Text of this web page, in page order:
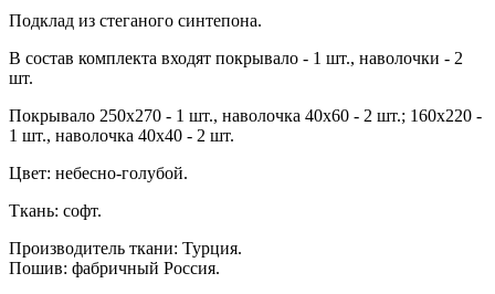
Подклад из стеганого синтепона.
В состав комплекта входят покрывало - 1 шт., наволочки - 2
шт.
Покрывало 250х270 - 1 шт., наволочка 40х60 - 2 шт.; 160х220 -
1 шт., наволочка 40х40 - 2 шт.
Цвет: небесно-голубой.
Ткань: софт.
Производитель ткани: Турция.
Пошив: фабричный Россия.